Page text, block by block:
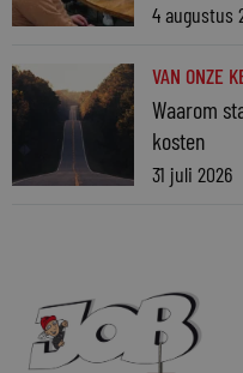
4 augustus
VAN ONZE
Waarom
kosten
31 juli 2026